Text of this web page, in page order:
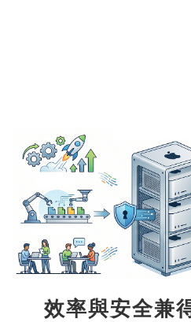
效率與安全兼